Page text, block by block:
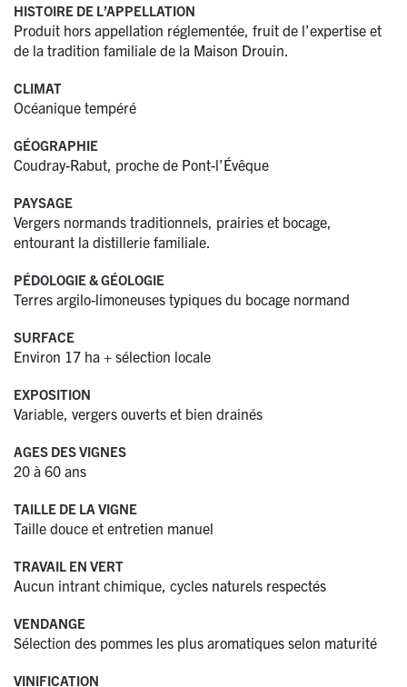
HISTOIRE DE L’APPELLATION
Produit hors appellation réglementée, fruit de l’expertise et
de la tradition familiale de la Maison Drouin.
CLIMAT
Océanique tempéré
GÉOGRAPHIE
Coudray-Rabut, proche de Pont-l’Évêque
PAYSAGE
Vergers normands traditionnels, prairies et bocage,
entourant la distillerie familiale.
PÉDOLOGIE & GÉOLOGIE
Terres argilo-limoneuses typiques du bocage normand
SURFACE
Environ 17 ha + sélection locale
EXPOSITION
Variable, vergers ouverts et bien drainés
AGES DES VIGNES
20 à 60 ans
TAILLE DE LA VIGNE
Taille douce et entretien manuel
TRAVAIL EN VERT
Aucun intrant chimique, cycles naturels respectés
VENDANGE
Sélection des pommes les plus aromatiques selon maturité
VINIFICATION